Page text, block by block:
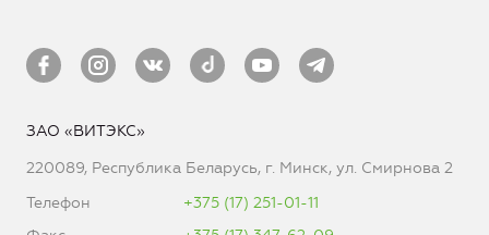
ЗАО «ВИТЭКС»
220089, Республика Беларусь, г. Минск, ул. Смирнова 2
Телефон
+375 (17) 251-01-11